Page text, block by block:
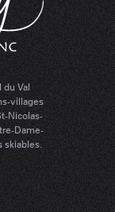
Val
villages
Nicolas-
Dame-
skiables.